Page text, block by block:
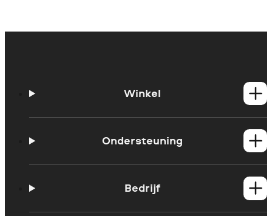
Winkel
Mac-productenOndersteuning
Support contacterenBedrijf